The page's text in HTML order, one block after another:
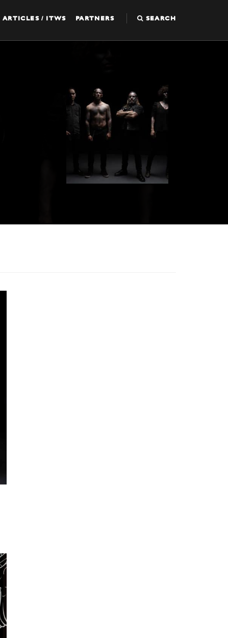
ARTICLES / ITWS PARTNERS SEARCH